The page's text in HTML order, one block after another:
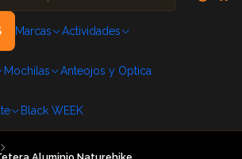
Marcas Actividades
Mochilas Anteojos y Optica
Black WEEK